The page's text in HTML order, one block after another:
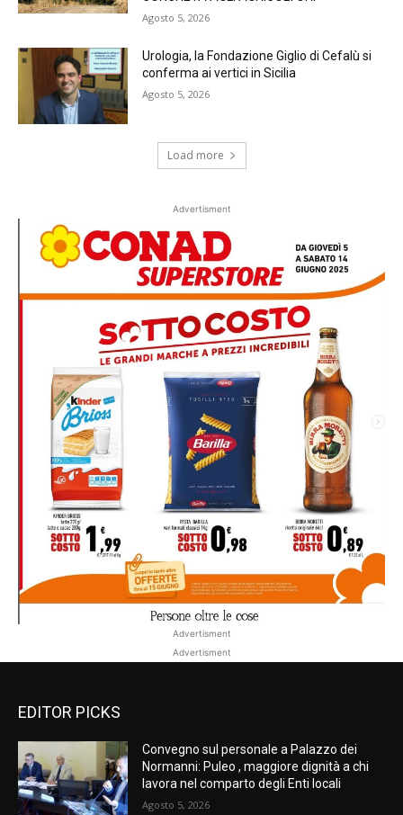
Agosto 5, 2026
Urologia, la Fondazione Giglio di Cefalù si
conferma ai vertici in Sicilia
Agosto 5, 2026
Load more
Advertisment
Advertisment
Advertisment
EDITOR PICKS
Convegno sul personale a Palazzo dei
Normanni: Puleo , maggiore dignità a chi
lavora nel comparto degli Enti locali
Agosto 5, 2026